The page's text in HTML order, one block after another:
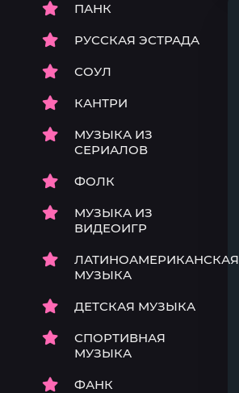
ПАНК
РУССКАЯ ЭСТРАДА
СОУЛ
КАНТРИ
МУЗЫКА ИЗ
СЕРИАЛОВ
ФОЛК
МУЗЫКА ИЗ
ВИДЕОИГР
ЛАТИНОАМЕРИКАНСКАЯ
МУЗЫКА
ДЕТСКАЯ МУЗЫКА
СПОРТИВНАЯ
МУЗЫКА
ФАНК